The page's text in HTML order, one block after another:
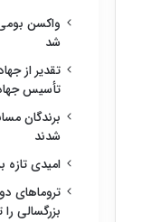
واکسن
شد
تقدیر از
تأسیس
شدند
امیدی تازه
تروماهای
بزرگسالی